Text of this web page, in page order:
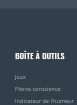
BOÎTE À OUTILS
Jeux
Pleine conscience
Indicateur de l’humeur